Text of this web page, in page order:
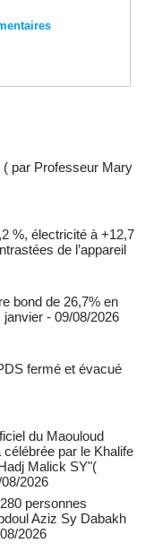
( par Professeur Mary
%, électricité à +12,7
de l’appareil
bond de 26,7% en
janvier - 09/08/2026
fermé et évacué
du Maouloud
par le Khalife
Malick SY"(
2026
personnes
Aziz Sy Dabakh
2026